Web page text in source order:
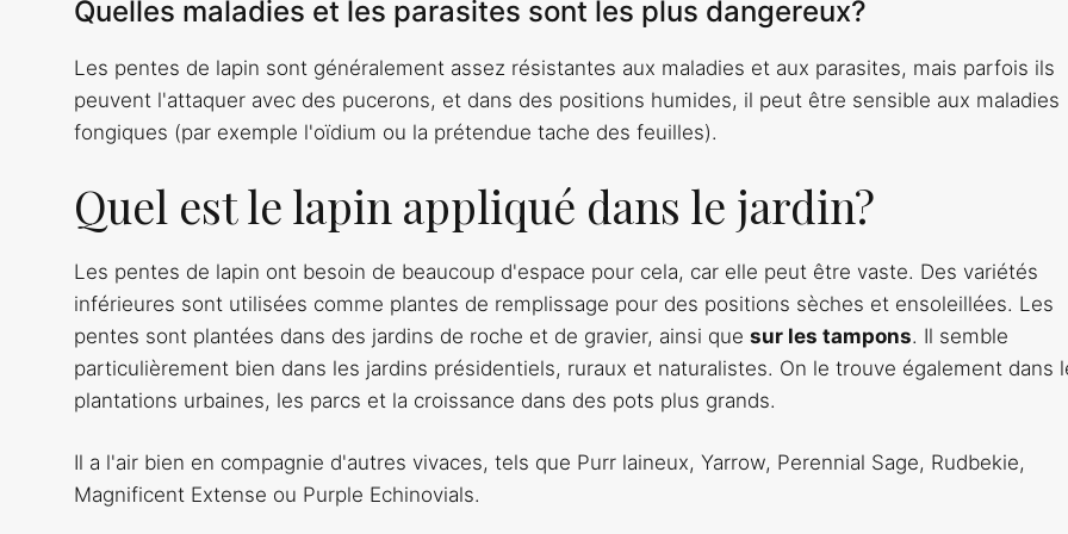
Quelles maladies et les parasites sont les plus dangereux?
Les pentes de lapin sont généralement assez résistantes aux maladies et aux parasites, mais parfois ils
peuvent l'attaquer avec des pucerons, et dans des positions humides, il peut être sensible aux maladies
fongiques (par exemple l'oïdium ou la prétendue tache des feuilles).
Quel est le lapin appliqué dans le jardin?
Les pentes de lapin ont besoin de beaucoup d'espace pour cela, car elle peut être vaste. Des variétés
inférieures sont utilisées comme plantes de remplissage pour des positions sèches et ensoleillées. Les
pentes sont plantées dans des jardins de roche et de gravier, ainsi que sur les tampons. Il semble
particulièrement bien dans les jardins présidentiels, ruraux et naturalistes. On le trouve également dans
plantations urbaines, les parcs et la croissance dans des pots plus grands.
Il a l'air bien en compagnie d'autres vivaces, tels que Purr laineux, Yarrow, Perennial Sage, Rudbekie,
Magnificent Extense ou Purple Echinovials.